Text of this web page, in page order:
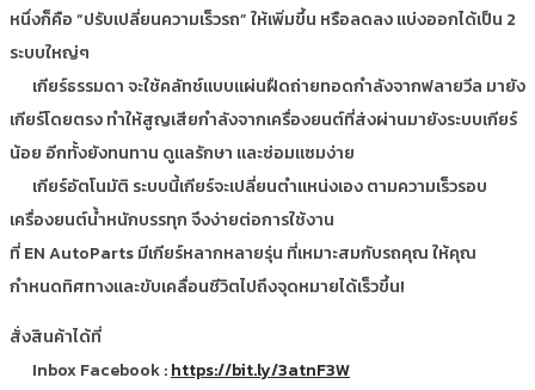
หนึ่งก็คือ “ปรับเปลี่ยนความเร็วรถ” ให้เพิ่มขึ้น หรือลดลง แบ่งออกได้เป็น 2
ระบบใหญ่ๆ
เกียร์ธรรมดา จะใช้คลัทช์แบบแผ่นฝืดถ่ายทอดกำลังจากฟลายวีล มายัง
เกียร์โดยตรง ทำให้สูญเสียกำลังจากเครื่องยนต์ที่ส่งผ่านมายังระบบเกียร์
น้อย อีกทั้งยังทนทาน ดูแลรักษา และซ่อมแซมง่าย
เกียร์อัตโนมัติ ระบบนี้เกียร์จะเปลี่ยนตำแหน่งเอง ตามความเร็วรอบ
เครื่องยนต์น้ำหนักบรรทุก จึงง่ายต่อการใช้งาน
ที่ EN AutoParts มีเกียร์หลากหลายรุ่น ที่เหมาะสมกับรถคุณ ให้คุณ
กำหนดทิศทางและขับเคลื่อนชีวิตไปถึงจุดหมายได้เร็วขึ้น!
สั่งสินค้าได้ที่
Inbox Facebook :https://bit.ly/3atnF3W